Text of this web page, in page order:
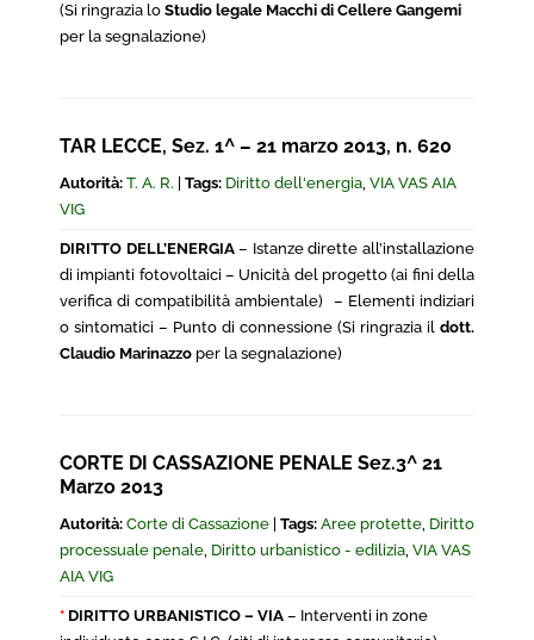
(Si ringrazia lo Studio legale Macchi di Cellere Gangemi
per la segnalazione)
TAR LECCE, Sez. 1^ – 21 marzo 2013, n. 620
Autorità: T. A. R. Tags: Diritto dell'energia, VIA VAS AIA
VIG
DIRITTO DELL’ENERGIA– Istanze dirette all’installazione
di impianti fotovoltaici – Unicità del progetto (ai fini della
verifica di compatibilità ambientale) – Elementi indiziari
o sintomatici – Punto di connessione (Si ringrazia il dott.
Claudio Marinazzo per la segnalazione)
CORTE DI CASSAZIONE PENALE Sez.3^ 21
Marzo 2013
Autorità: Corte di Cassazione Tags: Aree protette, Diritto
processuale penale, Diritto urbanistico - edilizia, VIA VAS
AIA VIG
* DIRITTO URBANISTICO – VIA – Interventi in zone